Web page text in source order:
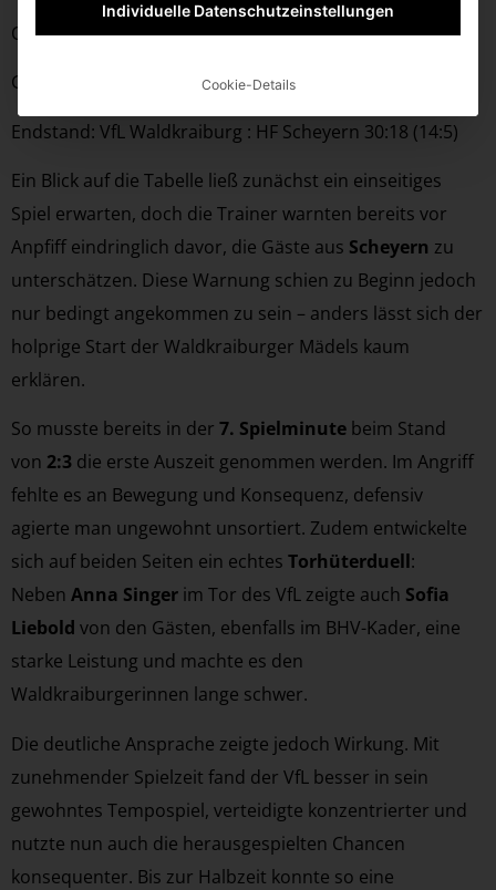
Ort: Waldkraiburg, Franz-Liszt-Dome
Gegner: HF Scheyern
Endstand: VfL Waldkraiburg : HF Scheyern 30:18 (14:5)
Ein Blick auf die Tabelle ließ zunächst ein einseitiges
Spiel erwarten, doch die Trainer warnten bereits vor
Anpfiff eindringlich davor, die Gäste aus Scheyern zu
unterschätzen. Diese Warnung schien zu Beginn jedoch
nur bedingt angekommen zu sein – anders lässt sich der
holprige Start der Waldkraiburger Mädels kaum
erklären.
So musste bereits in der 7. Spielminute beim Stand
von 2:3 die erste Auszeit genommen werden. Im Angriff
fehlte es an Bewegung und Konsequenz, defensiv
agierte man ungewohnt unsortiert. Zudem entwickelte
sich auf beiden Seiten ein echtes Torhüterduell:
Neben Anna Singer im Tor des VfL zeigte auch Sofia
Liebold von den Gästen, ebenfalls im BHV-Kader, eine
starke Leistung und machte es den
Waldkraiburgerinnen lange schwer.
Die deutliche Ansprache zeigte jedoch Wirkung. Mit
zunehmender Spielzeit fand der VfL besser in sein
gewohntes Tempospiel, verteidigte konzentrierter und
nutzte nun auch die herausgespielten Chancen
konsequenter. Bis zur Halbzeit konnte so eine
Individuelle Datenschutzeinstellungen
Cookie-Details